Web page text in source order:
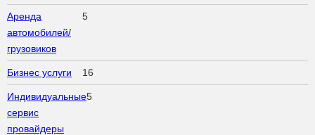
Аренда
автомобилей/
грузовиков
5
Бизнес услуги 16
Индивидуальные
сервис
провайдеры
5